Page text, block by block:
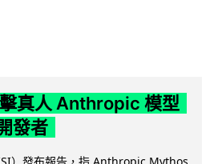
真人 Anthropic 模型
發者